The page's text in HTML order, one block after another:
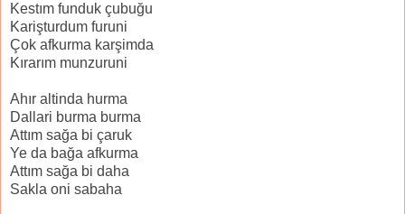
Kestım funduk çubuğu
Karişturdum furuni
Çok afkurma karşimda
Kırarım munzuruni
Ahır altinda hurma
Dallari burma burma
Attım sağa bi çaruk
Ye da bağa afkurma
Attım sağa bi daha
Sakla oni sabaha